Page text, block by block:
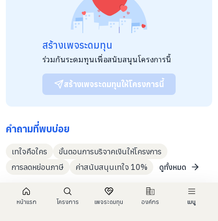
หน้าแรก โครงการ เพจระดมทุน องค์กร เมนู
สร้างเพจระดมทุน
ร่วมกันระดมทุนเพื่อสนับสนุนโครงการนี้
สร้างเพจระดมทุนให้โครงการนี้
คำถามที่พบบ่อย
เทใจคือใคร
ขั้นตอนการบริจาคเงินให้โครงการ
การลดหย่อนภาษี
ค่าสนับสนุนเทใจ 10% ดูทั้งหมด